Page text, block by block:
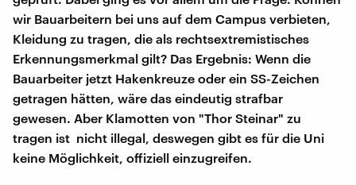
wir Bauarbeitern bei uns auf dem Campus verbieten,
Kleidung zu tragen, die als rechtsextremistisches
Erkennungsmerkmal gilt? Das Ergebnis: Wenn die
Bauarbeiter jetzt Hakenkreuze oder ein SS-Zeichen
getragen hätten, wäre das eindeutig strafbar
gewesen. Aber Klamotten von "Thor Steinar" zu
tragen ist nicht illegal, deswegen gibt es für die Uni
keine Möglichkeit, offiziell einzugreifen.